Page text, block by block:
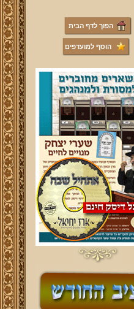
הפוך לדף הבית
הוסף למועדפים